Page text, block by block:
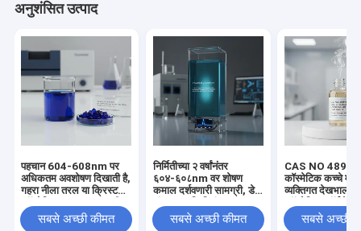
अनुशंसित उत्पाद
पहचान 604-608nm पर
अधिकतम अवशोषण दिखाती है,
गहरा नीला तरल या क्रिस्टल
0.1 प्रतिशत से कम
सबसे अच्छी कीमत
निर्मितीच्या २ वर्षांनंतर
६०४-६०८nm वर शोषण
कमाल दर्शवणारी सामग्री, डेटा
प्रक्रियेसाठी आवश्यक
सबसे अच्छी कीमत
CAS NO
कॉस्मेटिक कच्चे
व्यक्तिगत देखभाल
गंध और व्यापार शब्द
विश्वसनीय घटक
सबसे अच्छी